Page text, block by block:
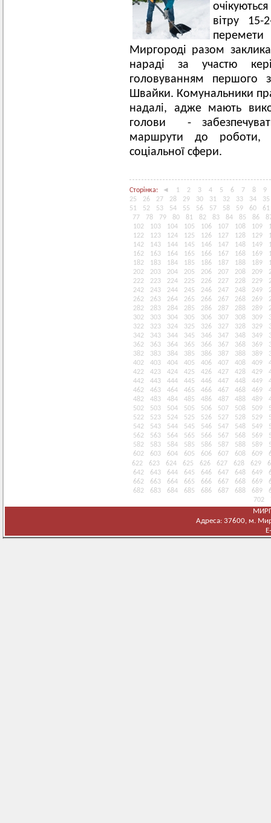
вітру 15-
Миргороді разом
нараді за участю
головуванням першого
Швайки. Комунальники
надалі, адже мають
голови -
маршрути до роботи,
соціальної сфери.
Сторінка: ◄ 1 2 3 4 5 6 7 8
9
25
26 27 28 29 30 31 32 33 34
35
51
52 53 54 55 56 57 58 59 60
61
77
78 79 80 81 82 83 84 85 86
102
103 104 105 106 107 108 109
122
123 124 125 126 127 128 129
142
143 144 145 146 147 148 149
162
163 164 165 166 167 168 169
182
183 184 185 186 187 188 189
202
203 204 205 206 207 208 209
222
223 224 225 226 227 228 229
242
243 244 245 246 247 248 249
262
263 264 265 266 267 268 269
282
283 284 285 286 287 288 289
302
303 304 305 306 307 308 309
322
323 324 325 326 327 328 329
342
343 344 345 346 347 348 349
362
363 364 365 366 367 368 369
382
383 384 385 386 387 388 389
402
403 404 405 406 407 408 409
422
423 424 425 426 427 428 429
442
443 444 445 446 447 448 449
462
463 464 465 466 467 468 469
482
483 484 485 486 487 488 489
502
503 504 505 506 507 508 509
522
523 524 525 526 527 528 529
542
543 544 545 546 547 548 549
562
563 564 565 566 567 568 569
582
583 584 585 586 587 588 589
602
603 604 605 606 607 608 609
622
623 624 625 626 627 628 629
642
643 644 645 646 647 648 649
662
663 664 665 666 667 668 669
682
683 684 685 686 687 688 689
702
Адреса: 37600, м.